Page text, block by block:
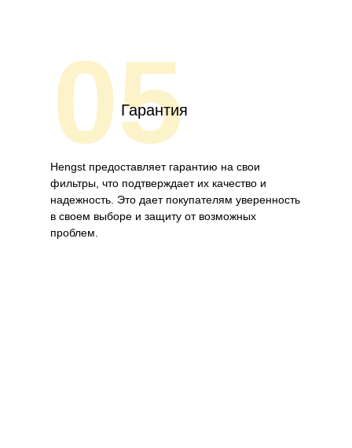
05
Гарантия
Hengst предоставляет гарантию на свои
фильтры, что подтверждает их качество и
надежность. Это дает покупателям уверенность
в своем выборе и защиту от возможных
проблем.